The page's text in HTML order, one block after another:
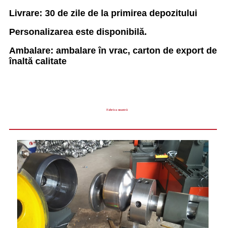
Livrare: 30 de zile de la primirea depozitului
Personalizarea este disponibilă.
Ambalare: ambalare în vrac, carton de export de
înaltă calitate
Fabrica noastră